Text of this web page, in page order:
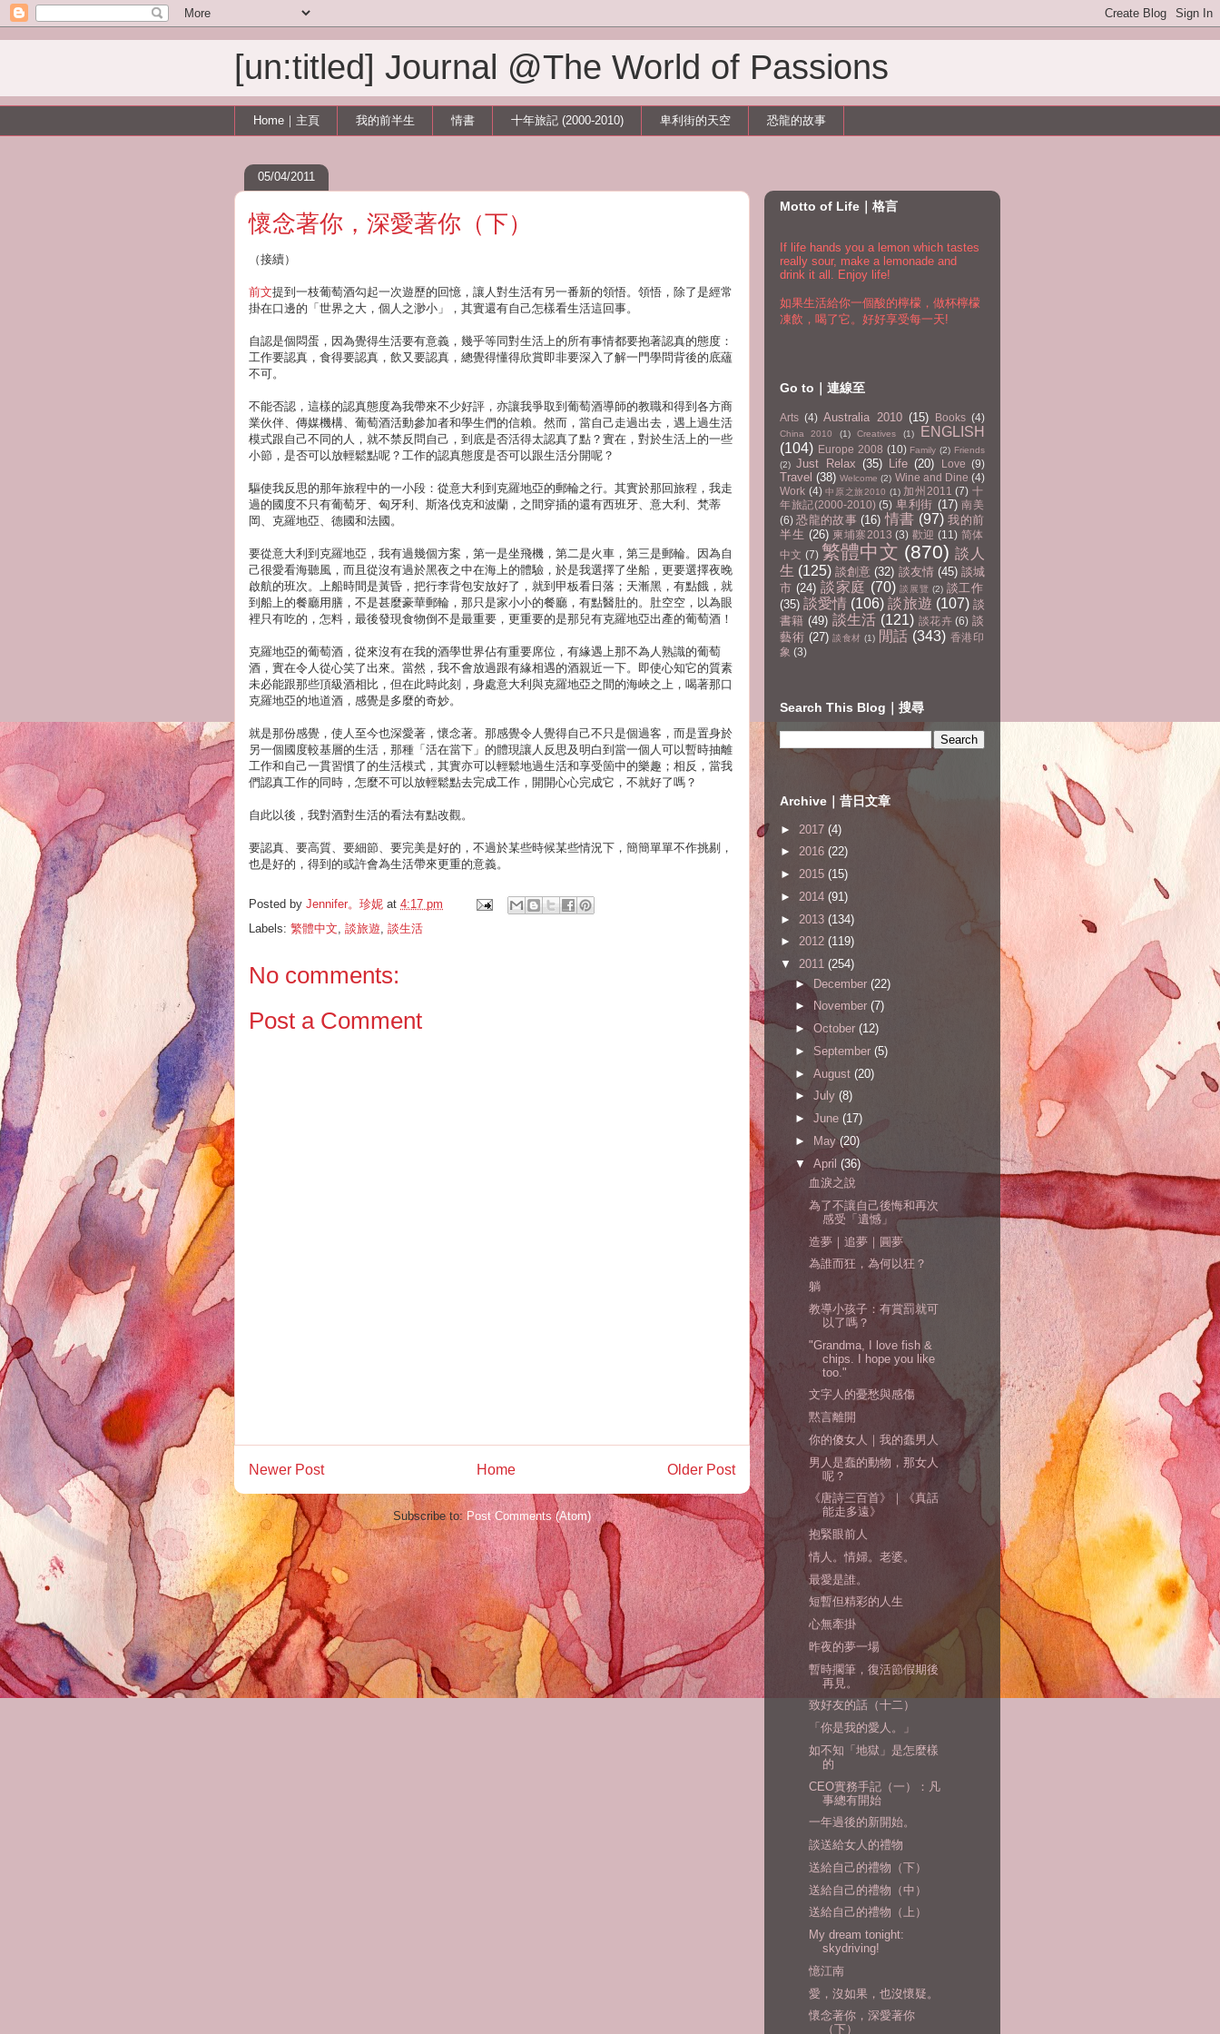
[un:titled] Journal @The World of Passions
Home｜主頁 我的前半生 情書 十年旅記 (2000-2010) 卑利街的天空 恐龍的故事
05/04/2011
懷念著你，深愛著你（下）
（接續）
前文提到一枝葡萄酒勾起一次遊歷的回憶，讓人對生活有另一番新的領悟。領悟，除了是經常
掛在口邊的「世界之大，個人之渺小」，其實還有自己怎樣看生活這回事。
自認是個悶蛋，因為覺得生活要有意義，幾乎等同對生活上的所有事情都要抱著認真的態度：
工作要認真，食得要認真，飲又要認真，總覺得懂得欣賞即非要深入了解一門學問背後的底蘊
不可。
不能否認，這樣的認真態度為我帶來不少好評，亦讓我爭取到葡萄酒導師的教職和得到各方商
業伙伴、傳媒機構、葡萄酒活動參加者和學生們的信賴。然而，當自己走過出去，遇上過生活
模式跟自己不同的人，就不禁反問自己，到底是否活得太認真了點？實在，對於生活上的一些
小節，是否可以放輕鬆點呢？工作的認真態度是否可以跟生活分開呢？
驅使我反思的那年旅程中的一小段：從意大利到克羅地亞的郵輪之行。其實於那回旅程，我走
過的國度不只有葡萄牙、匈牙利、斯洛伐克和波蘭，之間穿插的還有西班牙、意大利、梵蒂
岡、克羅地亞、德國和法國。
要從意大利到克羅地亞，我有過幾個方案，第一是坐飛機，第二是火車，第三是郵輪。因為自
己很愛看海聽風，而且從沒有過於黑夜之中在海上的體驗，於是我選擇了坐船，更要選擇夜晚
啟航的班次。上船時間是黃昏，把行李背包安放好了，就到甲板看日落；天漸黑，有點餓，就
到船上的餐廳用膳，不是甚麼豪華郵輪，那只是家小小的餐廳，有點醫肚的。肚空空，以為眼
裡只有吃的，怎料，最後發現食物倒不是最重要，更重要的是那兒有克羅地亞出產的葡萄酒！
克羅地亞的葡萄酒，從來沒有在我的酒學世界佔有重要席位，有緣遇上那不為人熟識的葡萄
酒，實在令人從心笑了出來。當然，我不會放過跟有緣相遇的酒親近一下。即使心知它的質素
未必能跟那些頂級酒相比，但在此時此刻，身處意大利與克羅地亞之間的海峽之上，喝著那口
克羅地亞的地道酒，感覺是多麼的奇妙。
就是那份感覺，使人至今也深愛著，懷念著。那感覺令人覺得自己不只是個過客，而是置身於
另一個國度較基層的生活，那種「活在當下」的體現讓人反思及明白到當一個人可以暫時抽離
工作和自己一貫習慣了的生活模式，其實亦可以輕鬆地過生活和享受箇中的樂趣；相反，當我
們認真工作的同時，怎麼不可以放輕鬆點去完成工作，開開心心完成它，不就好了嗎？
自此以後，我對酒對生活的看法有點改觀。
要認真、要高質、要細節、要完美是好的，不過於某些時候某些情況下，簡簡單單不作挑剔，
也是好的，得到的或許會為生活帶來更重的意義。
Posted by Jennifer。珍妮 at 4:17 pm
Labels: 繁體中文 談旅遊 談生活
No comments:
Post a Comment
Newer Post Older Post
Home
Subscribe to:Post Comments (Atom)
Motto of Life｜格言
If life hands you a lemon which tastes
really sour, make a lemonade and
drink it all. Enjoy life!
如果生活給你一個酸的檸檬，做杯檸檬
凍飲，喝了它。好好享受每一天!
Go to｜連線至
Arts (4) Australia 2010 (15) Books (4)
China 2010 (1) Creatives (1)
ENGLISH
(104) Europe 2008 (10) Family (2) Friends
(2) Just Relax (35) Life (20) Love (9)
Travel (38) Welcome (2) Wine and Dine (4)
Work (4) 中原之旅2010 (1) 加州2011 (7) 十
年旅記(2000-2010) (5) 卑利街 (17) 南美
(6) 恐龍的故事 (16) 情書 (97) 我的前
半生 (26) 柬埔寨2013 (3) 歡迎 (11) 简体
中文 (7) 繁體中文 (870) 談人
生 (125) 談創意 (32) 談友情 (45) 談城
市 (24) 談家庭 (70) 談展覽 (2) 談工作
(35) 談愛情 (106) 談旅遊 (107) 談
書籍 (49) 談生活 (121) 談花卉 (6) 談
藝術 (27) 談食材 (1) 閒話 (343) 香港印
象 (3)
Search This Blog｜搜尋
Archive｜昔日文章
► 2017 (4)
► 2016 (22)
► 2015 (15)
► 2014 (91)
► 2013 (134)
► 2012 (119)
▼ 2011 (254)
► December (22)
►
November (7)
► October (12)
► September (5)
► August (20)
► July (8)
► June (17)
►
May(20)
▼ April (36)
血淚之說
為了不讓自己後悔和再次
感受「遺憾」
造夢｜追夢｜圓夢
為誰而狂，為何以狂？
躺
教導小孩子：有賞罰就可
以了嗎？
"Grandma, I love fish &
chips. I hope you like
too."
文字人的憂愁與感傷
黙言離開
你的傻女人｜我的蠢男人
男人是蠢的動物，那女人
呢？
《唐詩三百首》｜《真話
能走多遠》
抱緊眼前人
情人。情婦。老婆。
最愛是誰。
短暫但精彩的人生
心無牽掛
昨夜的夢一場
暫時擱筆，復活節假期後
再見。
致好友的話（十二）
「你是我的愛人。」
如不知「地獄」是怎麼樣
的
CEO實務手記（一）：凡
事總有開始
一年過後的新開始。
談送給女人的禮物
送給自己的禮物（下）
送給自己的禮物（中）
送給自己的禮物（上）
My dream tonight:
skydriving!
憶江南
愛，沒如果，也沒懷疑。
懷念著你，深愛著你
（下）